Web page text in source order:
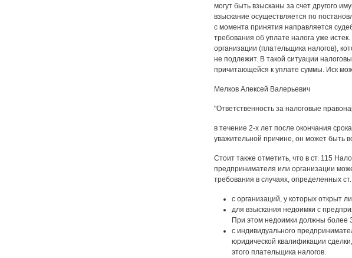
могут быть взысканы за счет другого
взыскание осуществляется по
с момента принятия направляется
требования об уплате налога уже
организации (плательщика налогов),
не подлежит. В такой ситуации
причитающейся к уплате суммы. Иск
Мелков Алексей Валерьевич
"Ответственность за налоговые
в течение 2-х лет после окончания
уважительной причине, он может быть
Стоит также отметить, что в ст. 115
предпринимателя или организации
требования в случаях, определенных
с организаций, у которых открыт
для взыскания недоимки с
При этом недоимки должны более
с индивидуального
юридической квалификации
этого плательщика налогов.